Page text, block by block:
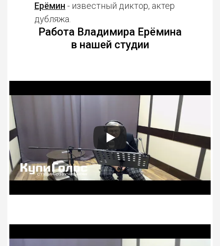
Ерёмин - известный диктор, актер
дубляжа.
Работа Владимира Ерёмина
в нашей студии